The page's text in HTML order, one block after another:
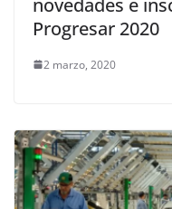
novedades e
Progresar 2020
2 marzo, 2020